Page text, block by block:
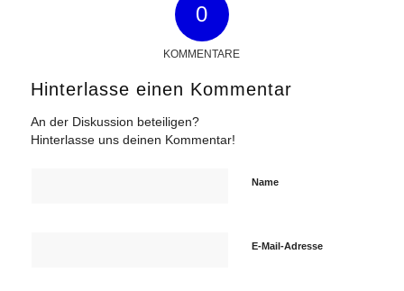
0
KOMMENTARE
Hinterlasse einen Kommentar
An der Diskussion beteiligen?
Hinterlasse uns deinen Kommentar!
Name
E-Mail-Adresse